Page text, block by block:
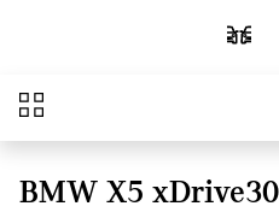
Към основното
Преглед
BMW X5